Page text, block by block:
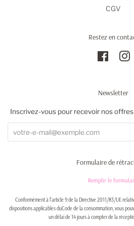
CGV
Restez en
Newsletter
Inscrivez-vous pour recevoir nos
Formulaire de
Remplir le
Conformément à l'article 9 de la Directive 2011/83/UE
dispositions applicables duCode de la consommation, vous
un délai de 14 jours à compter de la